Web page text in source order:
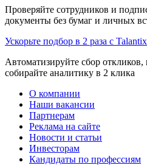
Проверяйте сотрудников и
документы без бумаг и личных
Ускорьте подбор в 2 раза с Talantix
Автоматизируйте сбор откликов,
собирайте аналитику в 2 клика
О компании
Наши вакансии
Партнерам
Реклама на сайте
Новости и статьи
Инвесторам
Кандидаты по профессиям